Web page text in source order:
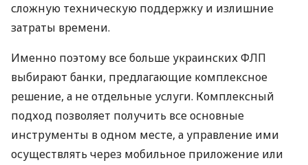
сложную техническую поддержку и излишние
затраты времени.
Именно поэтому все больше украинских ФЛП
выбирают банки, предлагающие комплексное
решение, а не отдельные услуги. Комплексный
подход позволяет получить все основные
инструменты в одном месте, а управление ими
осуществлять через мобильное приложение или